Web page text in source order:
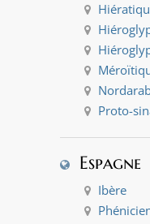
Proto-
Espagne
Ibère